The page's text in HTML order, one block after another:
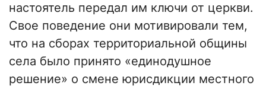
настоятель передал им ключи от церкви.
Свое поведение они мотивировали тем,
что на сборах территориальной общины
села было принято «единодушное
решение» о смене юрисдикции местного